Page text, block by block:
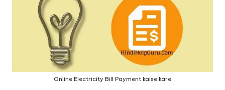
Online Electricity Bill Payment kaise kare